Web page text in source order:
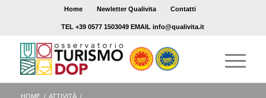
Home Newletter Qualivita Contatti
TEL +39 0577 1503049 EMAIL info@qualivita.it
HOME / ATTIVITÀ /